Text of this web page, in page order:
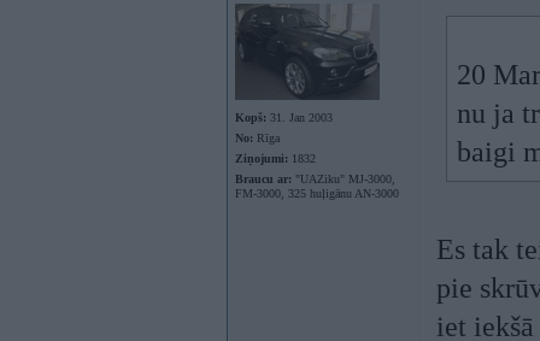
Kopš: 31. Jan 2003
No: Rīga
Ziņojumi: 1832
Braucu ar: "UAZiku" MJ-3000,
FM-3000, 325 huļigānu AN-3000
20
nu ja
baigi
Es tak
pie
iet